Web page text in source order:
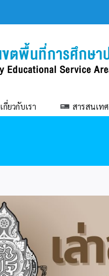
เกี่ยวกับเรา สารสนเทศ